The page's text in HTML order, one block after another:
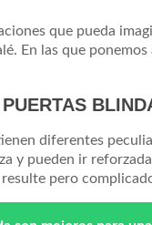
que pueda
En las que
diferentes
y pueden ir
pero